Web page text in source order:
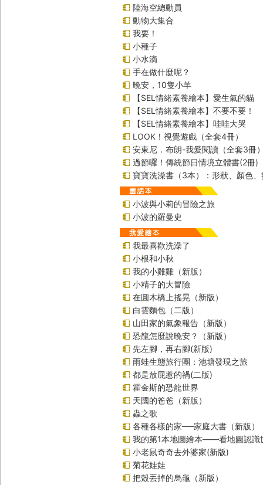
陸海空總動員
動物大集合
我要！
小種子
小水滴
手在做什麼呢？
晚安，10隻小羊
【SEL情緒素養繪本】愛生氣的貓
【SEL情緒素養繪本】不要不要！
【SEL情緒素養繪本】哇哇大哭
LOOK！視覺遊戲（全套4冊）
安東尼．布朗-我愛閱讀（全套3冊
過節囉！傳統節日情境立體書(2冊)
寶寶洗澡書（3本）：形狀、顏色、
小波與小莉的冒險之旅
小波的羅曼史
我最喜歡洗澡了
小根和小秋
我的小雞雞（新版）
小精子的大冒險
在圓木橋上搖晃（新版）
白雲麵包（二版）
山田家的氣象報告（新版）
恐龍怎麼說晚安？（新版）
先左腳，再右腳(新版)
雨蛙生態旅行團：池塘發現之旅
都是放屁惹的禍(二版)
霍金斯的恐龍世界
天國的爸爸（新版）
蟲之歌
各種各樣的家──家庭大書（新版）
我的第1本地圖繪本――看地圖認識
小老鼠奇奇去外婆家(新版)
菊花娃娃
把殼丟掉的烏龜（新版）